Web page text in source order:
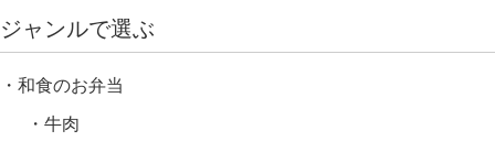
ジャンルで選ぶ
和食のお弁当
牛肉